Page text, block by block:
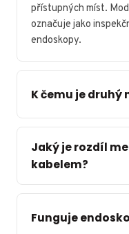
přístupných míst.
označuje jako
endoskopy.
K čemu je
Jaký je rozdíl
kabelem?
Funguje